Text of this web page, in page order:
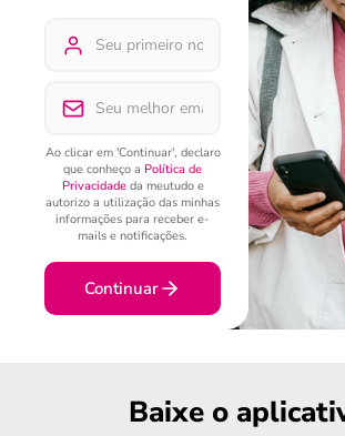
Ao clicar em 'Continuar', declaro
que conheço a Política de
Privacidadeda meutudo e
autorizo a utilização das minhas
informações para receber e-
mails e notificações.
Continuar
Baixe o